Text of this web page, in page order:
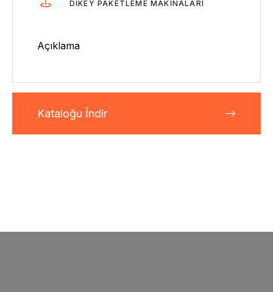
DIKEY PAKETLEME MAKINALARI
Açıklama
Kataloğu İndir